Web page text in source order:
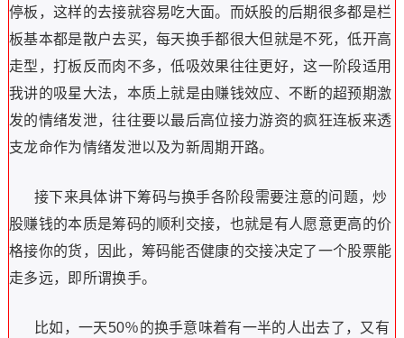
停板，这样的去接就容易吃大面。而妖股的后期很多都是栏
板基本都是散户去买，每天换手都很大但就是不死，低开高
走型，打板反而肉不多，低吸效果往往更好，这一阶段适用
我讲的吸星大法，本质上就是由赚钱效应、不断的超预期激
发的情绪发泄，往往要以最后高位接力游资的疯狂连板来透
支龙命作为情绪发泄以及为新周期开路。
接下来具体讲下筹码与换手各阶段需要注意的问题，炒
股赚钱的本质是筹码的顺利交接，也就是有人愿意更高的价
格接你的货，因此，筹码能否健康的交接决定了一个股票能
走多远，即所谓换手。
比如，一天50％的换手意味着有一半的人出去了，又有